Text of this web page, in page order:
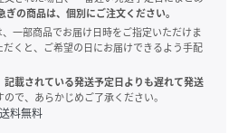
ぎの商品は、個別にご注文ください。
一部商品でお届け日時をご指定いただけま
くと、ご希望の日にお届けできるよう手配
載されている発送予定日よりも遅れて発送
で、あらかじめご了承ください。
料無料